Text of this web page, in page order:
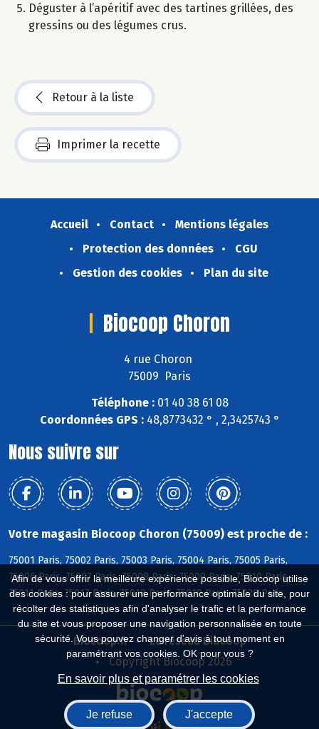
Afin de vous offrir la meilleure expérience possible, Biocoop utilise
des cookies : pour assurer une performance optimale du site, pour
récolter des statistiques afin d'analyser le trafic et la performance
du site et vous proposer une navigation personnalisée en toute
sécurité. Vous pouvez changer d'avis à tout moment en
paramétrant vos cookies. OK pour vous ?
En savoir plus et paramétrer les cookies
Je refuse J'accepte
Déguster à l’apéritif avec des tartines grillées, des
gressins ou des légumes crus.
Retour à la liste
Imprimer la recette
Accueil Contact
Mentions légales
Protection des données
CGU
Gestion des cookies
Plan du site
Biocoop Choron
4 rue Choron
75009 Paris
Téléphone :01 40 38 61 08
Coordonnées GPS :48,8773432 ° , 2,3425743 °
Nous suivre sur
Votre magasin Biocoop Choron (75009) est proche de :
75001 Paris, 75002 Paris, 75003 Paris, 75004 Paris, 75005 Paris,
75006 Paris, 75007 Paris, 75008 Paris, 75009 Paris, 75010 Paris,
75011 Paris, 75017 Paris, 75018 Paris, 75019 Paris, 75020 Paris
Biocoop.fr
Le réseau Biocoop
Copyright Biocoop 2026